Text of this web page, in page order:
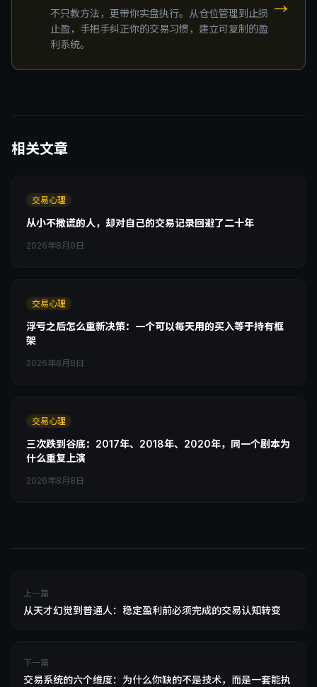
不只教方法，更带你实盘执行。从仓位管理到止损
止盈，手把手纠正你的交易习惯，建立可复制的盈
利系统。
→
相关文章
交易心理
从小不撒谎的人，却对自己的交易记录回避了二十年
2026年8月9日
交易心理
浮亏之后怎么重新决策：一个可以每天用的买入等于持有框
架
2026年8月8日
交易心理
三次跌到谷底：2017年、2018年、2020年，同一个剧本为
什么重复上演
2026年8月8日
上一篇
从天才幻觉到普通人：稳定盈利前必须完成的交易认知转变
下一篇
交易系统的六个维度：为什么你缺的不是技术，而是一套能执